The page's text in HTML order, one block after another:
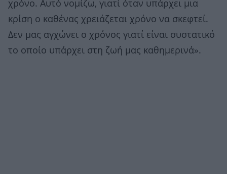
χρόνο. Αυτό νομίζω, γιατί όταν υπάρχει μια
κρίση ο καθένας χρειάζεται χρόνο να σκεφτεί.
Δεν μας αγχώνει ο χρόνος γιατί είναι συστατικό
το οποίο υπάρχει στη ζωή μας καθημερινά».